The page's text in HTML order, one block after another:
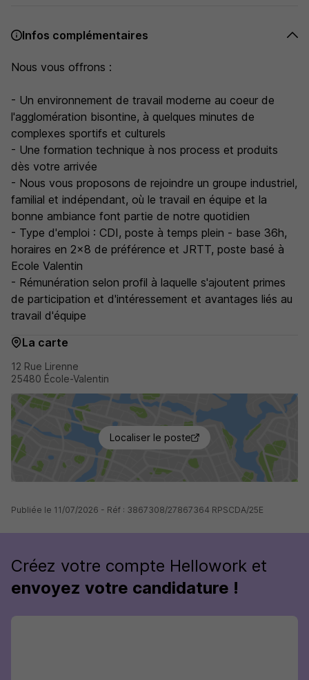
Infos complémentaires
Nous vous offrons :
- Un environnement de travail moderne au coeur de
l'agglomération bisontine, à quelques minutes de
complexes sportifs et culturels
- Une formation technique à nos process et produits
dès votre arrivée
- Nous vous proposons de rejoindre un groupe industriel,
familial et indépendant, où le travail en équipe et la
bonne ambiance font partie de notre quotidien
- Type d'emploi : CDI, poste à temps plein - base 36h,
horaires en 2x8 de préférence et JRTT, poste basé à
Ecole Valentin
- Rémunération selon profil à laquelle s'ajoutent primes
de participation et d'intéressement et avantages liés au
travail d'équipe
La carte
12 Rue Lirenne
25480 École-Valentin
Localiser le poste
Publiée le 11/07/2026 - Réf : 3867308/27867364 RPSCDA/25E
Créez votre compte Hellowork et
envoyez votre candidature !